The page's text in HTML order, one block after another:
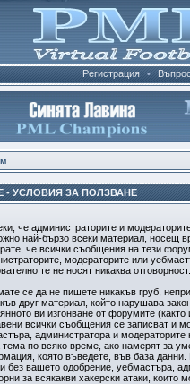
Регистрация •
- УСЛОВИЯ ЗА ПОЛЗВАНЕ
че администраторите и
най-бързо всеки материал, носещ
че всички съобщения на тези
модераторите или
те не носят никаква отговорност.
се да не пишете никакъв груб,
друг материал, който нарушава
ви изгонване от форумите
всички съобщения се записват и
администратора и
тема по всяко време, ако намерят за
която въведете, във база
без вашето одобрение, уебмастъра,
за всякакви хакерски атаки, които